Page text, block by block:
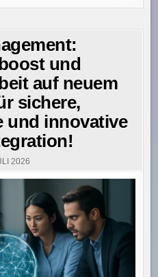
und
auf neuem
sichere,
und innovative
2026